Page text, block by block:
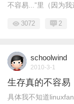
不容易...”里（因为我
3072 2
schoolwind
2010-3-1
生存真的不容易
具体我不知道